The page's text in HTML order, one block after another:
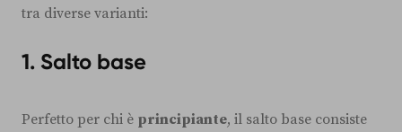
tra diverse varianti:
1. Salto base
Perfetto per chi è principiante, il salto base consiste